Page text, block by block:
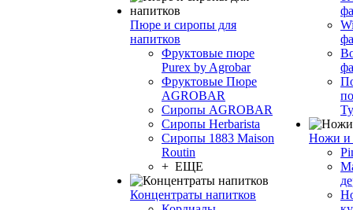
Пюре и сиропы для
напитков
Фруктовые пюре
Purex by Agrobar
Фруктовые Пюре
AGROBAR
Сиропы AGROBAR
Сиропы Herbarista
Сиропы 1883 Maison
Routin
+ ЕЩЕ
Концентраты напитков
Ножи и